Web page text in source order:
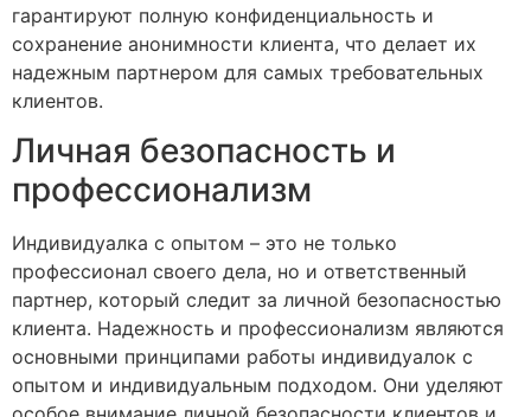
гарантируют полную конфиденциальность и
сохранение анонимности клиента, что делает их
надежным партнером для самых требовательных
клиентов.
Личная безопасность и
профессионализм
Индивидуалка с опытом – это не только
профессионал своего дела, но и ответственный
партнер, который следит за личной безопасностью
клиента. Надежность и профессионализм являются
основными принципами работы индивидуалок с
опытом и индивидуальным подходом. Они уделяют